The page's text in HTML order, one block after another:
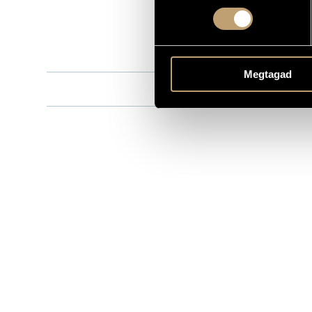
Megtagad
CATALOGUE NO.
DATE OF RELEASE
DETAILS More about
CONTRIBUTORS Benkó